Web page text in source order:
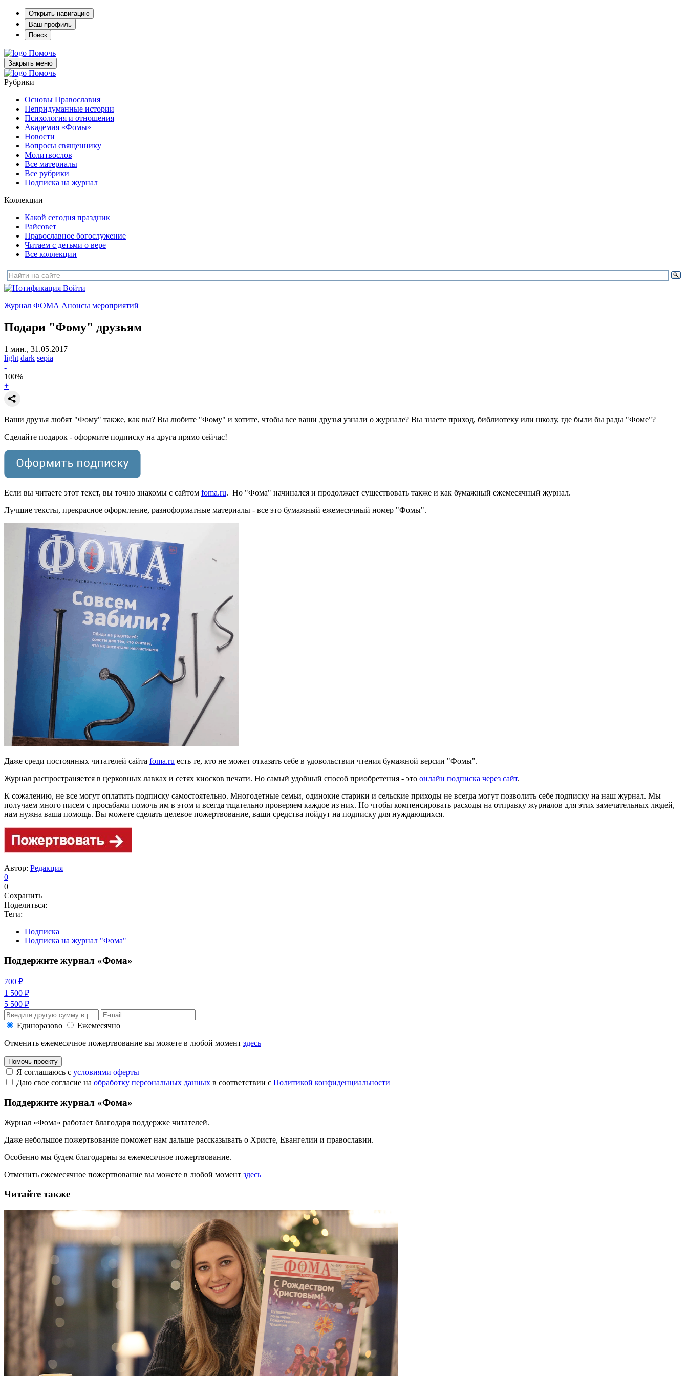
Открыть навигацию
Ваш профиль
Поиск
Помочь
Закрыть меню
Помочь
Рубрики
Основы Православия
Непридуманные истории
Психология и отношения
Академия «Фомы»
Новости
Вопросы священнику
Молитвослов
Все материалы
Все рубрики
Подписка на журнал
Коллекции
Какой сегодня праздник
Райсовет
Православное богослужение
Читаем с детьми о вере
Все коллекции
Войти
Журнал ФОМА Анонсы мероприятий
Подари "Фому" друзьям
1 мин., 31.05.2017
light dark sepia
-
100%
+
Ваши друзья любят "Фому" также, как вы? Вы любите "Фому" и хотите, чтобы все ваши друзья узнали о журнале? Вы знаете приход, библиотеку или школу, где были бы рады "Фоме"?
Сделайте подарок - оформите подписку на друга прямо сейчас!
Если вы читаете этот текст, вы точно знакомы с сайтом foma.ru. Но "Фома" начинался и продолжает существовать также и как бумажный ежемесячный журнал.
Лучшие тексты, прекрасное оформление, разноформатные материалы - все это бумажный ежемесячный номер "Фомы".
Даже среди постоянных читателей сайта foma.ru есть те, кто не может отказать себе в удовольствии чтения бумажной версии "Фомы".
Журнал распространяется в церковных лавках и сетях киосков печати. Но самый удобный способ приобретения - это онлайн подписка через сайт.
К сожалению, не все могут оплатить подписку самостоятельно. Многодетные семьи, одинокие старики и сельские приходы не всегда могут позволить себе подписку на наш журнал. Мы
получаем много писем с просьбами помочь им в этом и всегда тщательно проверяем каждое из них. Но чтобы компенсировать расходы на отправку журналов для этих замечательных людей,
нам нужна ваша помощь. Вы можете сделать целевое пожертвование, ваши средства пойдут на подписку для нуждающихся.
Автор: Редакция
0
0
Сохранить
Поделиться:
Теги:
Подписка
Подписка на журнал "Фома"
Поддержите журнал «Фома»
700 ₽
1 500 ₽
5 500 ₽
Единоразово
Ежемесячно
Отменить ежемесячное пожертвование вы можете в любой момент здесь
Помочь проекту
Я соглашаюсь с условиями оферты
Даю свое согласие на обработку персональных данных в соответствии с Политикой конфиденциальности
Поддержите журнал «Фома»
Журнал «Фома» работает благодаря поддержке читателей.
Даже небольшое пожертвование поможет нам дальше рассказывать о Христе, Евангелии и православии.
Особенно мы будем благодарны за ежемесячное пожертвование.
Отменить ежемесячное пожертвование вы можете в любой момент здесь
Читайте также